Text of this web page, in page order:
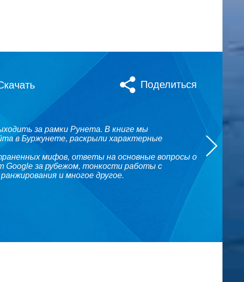
Поделиться
за рамки Рунета. В книге мы
в Буржунете, раскрыли характерные
мифов, ответы на основные вопросы о
за рубежом, тонкости работы с
и многое другое.